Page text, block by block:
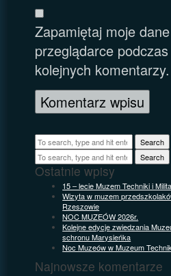
Zapamiętaj moje
przeglądarce
kolejnych komentarzy.
Search
Search
Ostatnie wpisy
15 – lecie Muzem Techniki i
Wizyta w muzem
Rzeszowie
NOC MUZEÓW 2026r.
Kolejne edycje zwiedzania
schronu Marysieńka
Noc Muzeów w Muzeum
Najnowsze komentarze